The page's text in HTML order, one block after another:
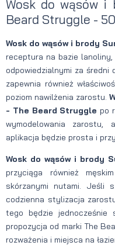
Wosk do wąsów i
Beard Struggle -
Wosk do wąsów i brody
receptura na bazie lanoliny,
odpowiedzialnymi za średni
zapewnia również
poziom nawilżenia zarostu.
- The Beard Struggle po
wymodelowania zarostu,
aplikacja będzie prosta i
Wosk do wąsów i brody
przyciąga również
skórzanymi nutami. Jeśli
codzienna stylizacja
tego będzie jednocześnie
propozycja od marki The
rozważenia i miejsca na